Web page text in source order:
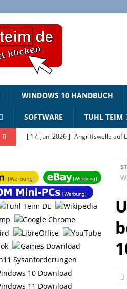
WINDOWS 10 HANDBUCH
SOFTWARE TUHL TEIM
[ 17. Juni 2026 ] Angriffswelle auf
[ 11. Mai 2026 ] Linux
[ 2. Februar 2026 ]
[ 25. Juni 2026 ] Windows 10 ESU